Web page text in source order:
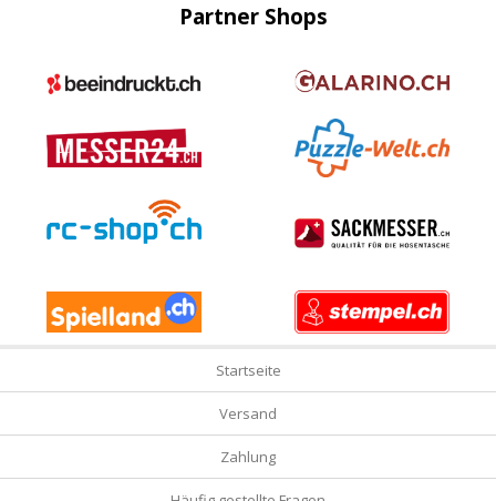
Partner Shops
Startseite
Versand
Zahlung